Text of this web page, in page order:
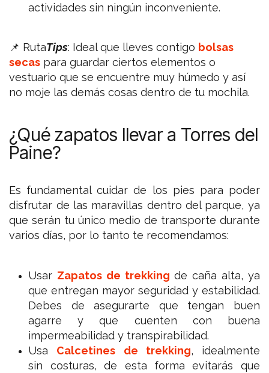
actividades sin ningún inconveniente.
📌 RutaTips: Ideal que lleves contigo bolsas
secas para guardar ciertos elementos o
vestuario que se encuentre muy húmedo y así
no moje las demás cosas dentro de tu mochila.
¿Qué zapatos llevar a Torres del
Paine?
Es fundamental cuidar de los pies para poder
disfrutar de las maravillas dentro del parque, ya
que serán tu único medio de transporte durante
varios días, por lo tanto te recomendamos:
Usar Zapatos de trekking de caña alta, ya
que entregan mayor seguridad y estabilidad.
Debes de asegurarte que tengan buen
agarre y que cuenten con buena
impermeabilidad y transpirabilidad.
Usa Calcetines de trekking, idealmente
sin costuras, de esta forma evitarás que